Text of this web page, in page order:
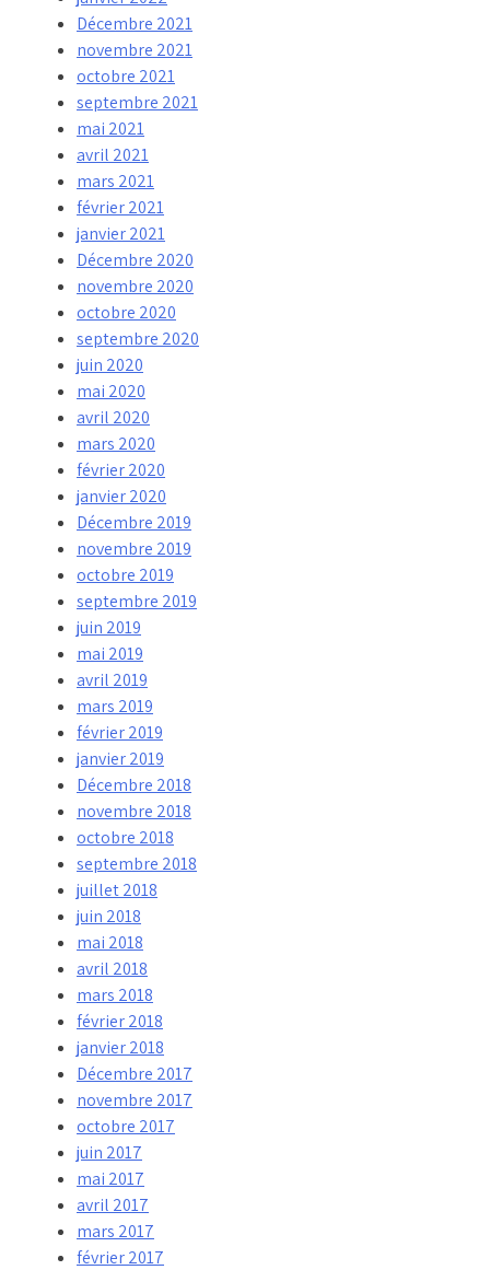
Décembre 2021
novembre 2021
octobre 2021
septembre 2021
mai 2021
avril 2021
mars 2021
février 2021
janvier 2021
Décembre 2020
novembre 2020
octobre 2020
septembre 2020
juin 2020
mai 2020
avril 2020
mars 2020
février 2020
janvier 2020
Décembre 2019
novembre 2019
octobre 2019
septembre 2019
juin 2019
mai 2019
avril 2019
mars 2019
février 2019
janvier 2019
Décembre 2018
novembre 2018
octobre 2018
septembre 2018
juillet 2018
juin 2018
mai 2018
avril 2018
mars 2018
février 2018
janvier 2018
Décembre 2017
novembre 2017
octobre 2017
juin 2017
mai 2017
avril 2017
mars 2017
février 2017